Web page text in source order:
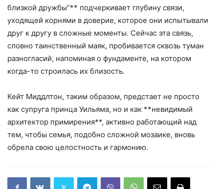
близкой дружбы”** подчеркивает глубину связи,
уходящей корнями в доверие, которое они испытывали
друг к другу в сложные моменты. Сейчас эта связь,
словно таинственный маяк, пробивается сквозь туман
разногласий, напоминая о фундаменте, на котором
когда-то строилась их близость.
Кейт Миддлтон, таким образом, предстает не просто
как супруга принца Уильяма, но и как **невидимый
архитектор примирения**, активно работающий над
тем, чтобы семья, подобно сложной мозаике, вновь
обрела свою целостность и гармонию.